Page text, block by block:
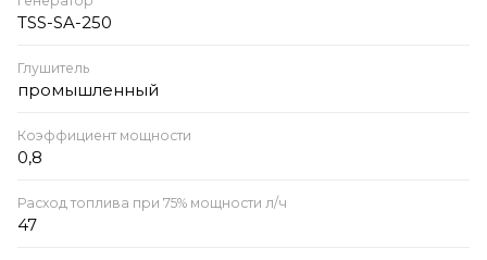
TSS-SA-250
Глушитель
промышленный
Коэффициент мощности
0,8
Расход топлива при 75% мощности л/ч
47